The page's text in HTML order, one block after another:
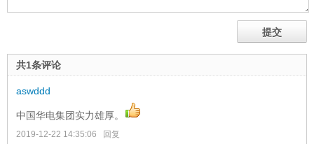
共1条评论
aswddd
中国华电集团实力雄厚。
2019-12-22 14:35:06 回复